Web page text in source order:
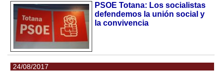
PSOE Totana: Los socialistas
defendemos la unión social y
la convivencia
24/08/2017